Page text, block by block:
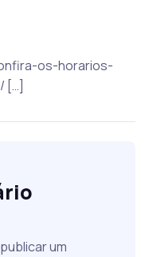
os-horarios-
[…]
um